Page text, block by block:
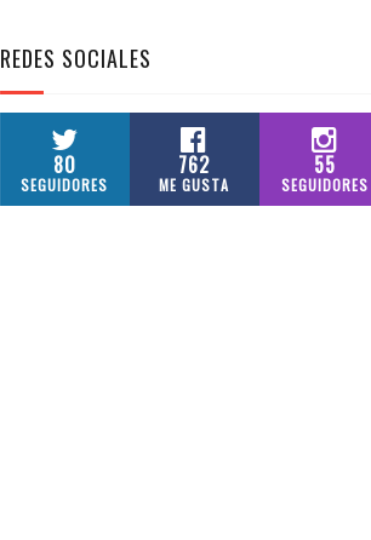
REDES SOCIALES
80
SEGUIDORES
762
ME GUSTA
55
SEGUIDORES